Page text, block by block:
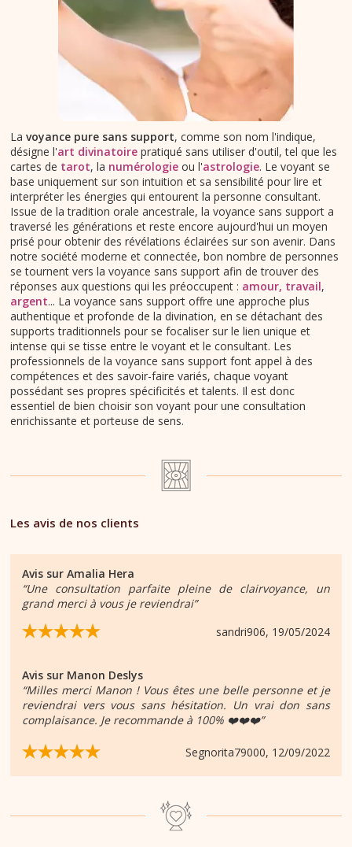
Lavoyance pure sans support, comme son nom l'indique,
désigne l'art divinatoire pratiqué sans utiliser d'outil, tel que les
cartes de tarot, la numérologie ou l'astrologie. Le voyant se
base uniquement sur son intuition et sa sensibilité pour lire et
interpréter les énergies qui entourent la personne consultant.
Issue de la tradition orale ancestrale, la voyance sans support a
traversé les générations et reste encore aujourd'hui un moyen
prisé pour obtenir des révélations éclairées sur son avenir. Dans
notre société moderne et connectée, bon nombre de personnes
se tournent vers la voyance sans support afin de trouver des
réponses aux questions qui les préoccupent : amour, travail,
argent... La voyance sans support offre une approche plus
authentique et profonde de la divination, en se détachant des
supports traditionnels pour se focaliser sur le lien unique et
intense qui se tisse entre le voyant et le consultant. Les
professionnels de la voyance sans support font appel à des
compétences et des savoir-faire variés, chaque voyant
possédant ses propres spécificités et talents. Il est donc
essentiel de bien choisir son voyant pour une consultation
enrichissante et porteuse de sens.
Les avis de nos clients
Avis sur Amalia Hera
“Une consultation parfaite pleine de clairvoyance, un
grand merci à vous je reviendrai”
sandri906, 19/05/2024
Avis sur Manon Deslys
“Milles merci Manon ! Vous êtes une belle personne et je
reviendrai vers vous sans hésitation. Un vrai don sans
complaisance. Je recommande à 100% ❤️❤️❤️”
Segnorita79000, 12/09/2022